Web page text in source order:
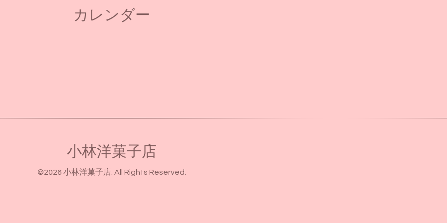
カレンダー
小林洋菓子店
©2026 小林洋菓子店. All Rights Reserved.